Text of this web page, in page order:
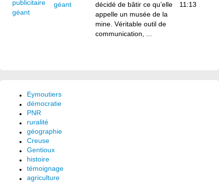
géant
décidé de bâtir ce qu’elle
appelle un musée de la
mine. Véritable outil de
communication, ...
11:13
Eymoutiers
démocratie
PNR
ruralité
géographie
Creuse
Gentioux
histoire
témoignage
agriculture